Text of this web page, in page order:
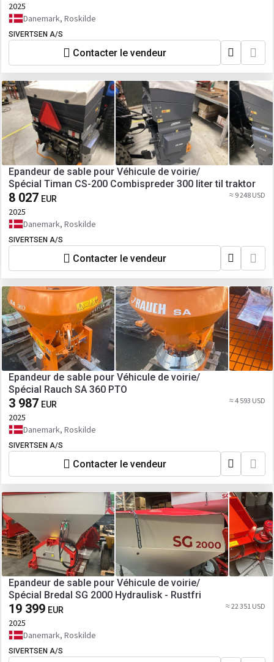
2025
Danemark, Roskilde
SIVERTSEN A/S
Contacter le vendeur
Epandeur de sable pour Véhicule de voirie/
Spécial Timan CS-200 Combispreder 300 liter til traktor
8 027 EUR ≈ 9 248 USD
2025
Danemark, Roskilde
SIVERTSEN A/S
Contacter le vendeur
Epandeur de sable pour Véhicule de voirie/
Spécial Rauch SA 360 PTO
3 987 EUR ≈ 4 593 USD
2025
Danemark, Roskilde
SIVERTSEN A/S
Contacter le vendeur
Epandeur de sable pour Véhicule de voirie/
Spécial Bredal SG 2000 Hydraulisk - Rustfri
19 399 EUR ≈ 22 351 USD
2025
Danemark, Roskilde
SIVERTSEN A/S